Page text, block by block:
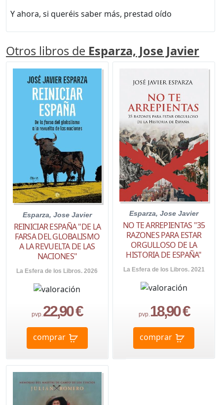
Y ahora, si queréis saber más, prestad oído
Otros libros de Esparza, Jose Javier
Esparza, Jose Javier
REINICIAR ESPAÑA "DE LA
FARSA DEL GLOBALISMO
A LA REVUELTA DE LAS
NACIONES"
La Esfera de los Libros. 2026
pvp. 22,90 €
comprar
Esparza, Jose Javier
NO TE ARREPIENTAS "35
RAZONES PARA ESTAR
ORGULLOSO DE LA
HISTORIA DE ESPAÑA"
La Esfera de los Libros. 2021
pvp. 18,90 €
comprar